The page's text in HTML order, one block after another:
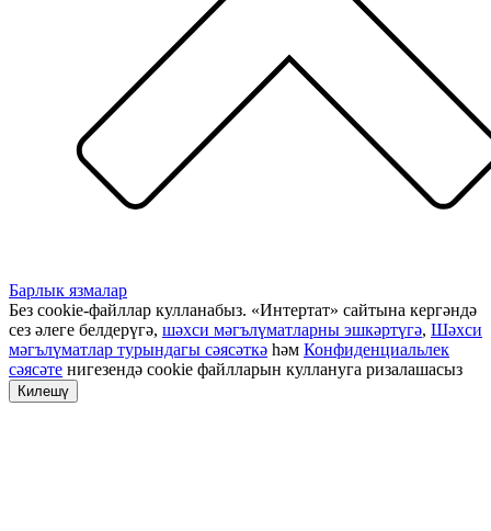
Барлык язмалар
Без cookie-файллар кулланабыз. «Интертат» сайтына кергәндә
сез әлеге белдерүгә, шәхси мәгълүматларны эшкәртүгә, Шәхси
мәгълүматлар турындагы сәясәткә һәм Конфиденциальлек
сәясәте нигезендә cookie файлларын куллануга ризалашасыз
Килешү